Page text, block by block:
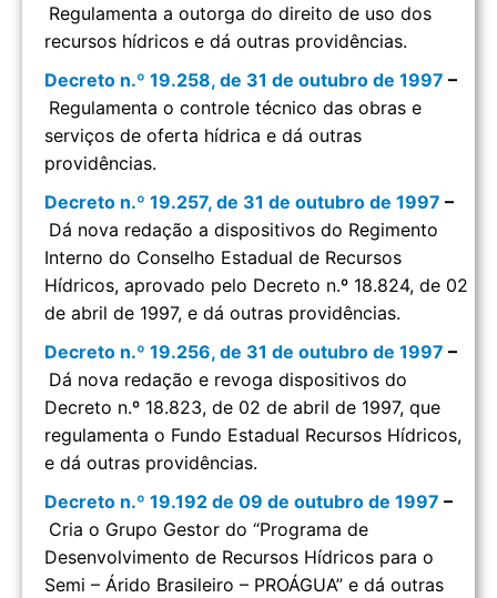
Regulamenta a outorga do direito de uso dos
recursos hídricos e dá outras providências.
Decreto n.º 19.258, de 31 de outubro de 1997 –
Regulamenta o controle técnico das obras e
serviços de oferta hídrica e dá outras
providências.
Decreto n.º 19.257, de 31 de outubro de 1997 –
Dá nova redação a dispositivos do Regimento
Interno do Conselho Estadual de Recursos
Hídricos, aprovado pelo Decreto n.º 18.824, de 02
de abril de 1997, e dá outras providências.
Decreto n.º 19.256, de 31 de outubro de 1997 –
Dá nova redação e revoga dispositivos do
Decreto n.º 18.823, de 02 de abril de 1997, que
regulamenta o Fundo Estadual Recursos Hídricos,
e dá outras providências.
Decreto n.º 19.192 de 09 de outubro de 1997 –
Cria o Grupo Gestor do “Programa de
Desenvolvimento de Recursos Hídricos para o
Semi – Árido Brasileiro – PROÁGUA” e dá outras